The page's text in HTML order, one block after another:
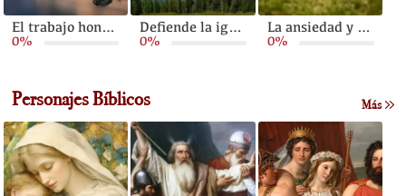
El trabajo honesto es algo que Dios nos pide a todos.
0%
Defiende la igualdad
0%
La ansiedad y las adversidades pueden fortalecernos
0%
Personajes Bíblicos Más